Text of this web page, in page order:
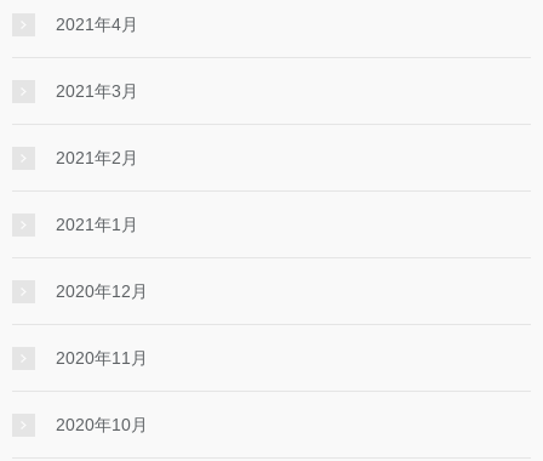
2021年4月
2021年3月
2021年2月
2021年1月
2020年12月
2020年11月
2020年10月